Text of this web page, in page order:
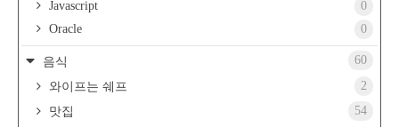
Javascript
0
Oracle
0
음식
60
와이프는 쉐프
2
맛집
54